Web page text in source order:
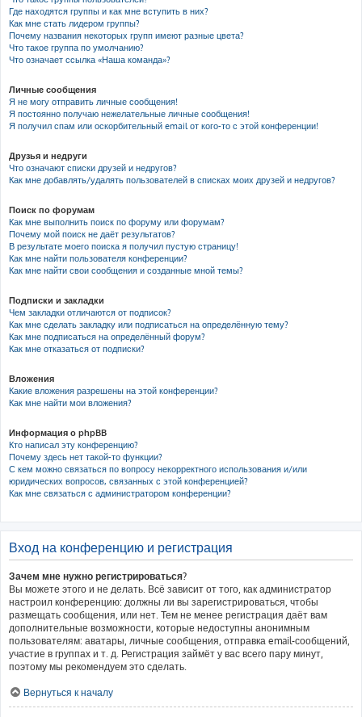
Где находятся группы и как мне вступить в них?
Как мне стать лидером группы?
Почему названия некоторых групп имеют разные цвета?
Что такое группа по умолчанию?
Что означает ссылка «Наша команда»?
Личные сообщения
Я не могу отправить личные сообщения!
Я постоянно получаю нежелательные личные сообщения!
Я получил спам или оскорбительный email от кого-то с этой конференции!
Друзья и недруги
Что означают списки друзей и недругов?
Как мне добавлять/удалять пользователей в списках моих друзей и недругов?
Поиск по форумам
Как мне выполнить поиск по форуму или форумам?
Почему мой поиск не даёт результатов?
В результате моего поиска я получил пустую страницу!
Как мне найти пользователя конференции?
Как мне найти свои сообщения и созданные мной темы?
Подписки и закладки
Чем закладки отличаются от подписок?
Как мне сделать закладку или подписаться на определённую тему?
Как мне подписаться на определённый форум?
Как мне отказаться от подписки?
Вложения
Какие вложения разрешены на этой конференции?
Как мне найти мои вложения?
Информация о phpBB
Кто написал эту конференцию?
Почему здесь нет такой-то функции?
С кем можно связаться по вопросу некорректного использования и/или
юридических вопросов, связанных с этой конференцией?
Как мне связаться с администратором конференции?
Вход на конференцию и регистрация
Зачем мне нужно регистрироваться?
Вы можете этого и не делать. Всё зависит от того, как администратор
настроил конференцию: должны ли вы зарегистрироваться, чтобы
размещать сообщения, или нет. Тем не менее регистрация даёт вам
дополнительные возможности, которые недоступны анонимным
пользователям: аватары, личные сообщения, отправка email-сообщений,
участие в группах и т. д. Регистрация займёт у вас всего пару минут,
поэтому мы рекомендуем это сделать.
Вернуться к началу